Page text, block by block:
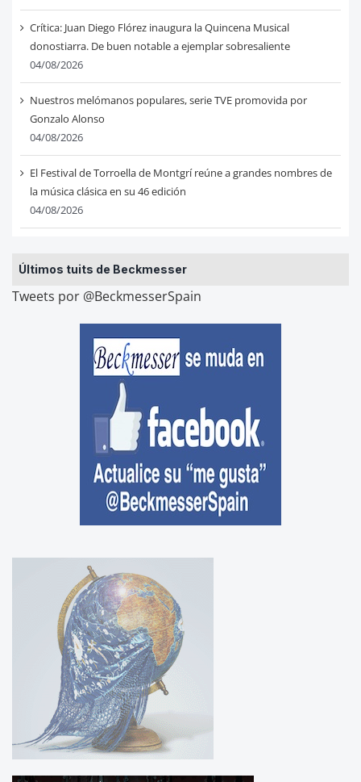
Crítica: Juan Diego Flórez inaugura la Quincena Musical
donostiarra. De buen notable a ejemplar sobresaliente
04/08/2026
Nuestros melómanos populares, serie TVE promovida por
Gonzalo Alonso
04/08/2026
El Festival de Torroella de Montgrí reúne a grandes nombres de
la música clásica en su 46 edición
04/08/2026
Últimos tuits de Beckmesser
Tweets por @BeckmesserSpain